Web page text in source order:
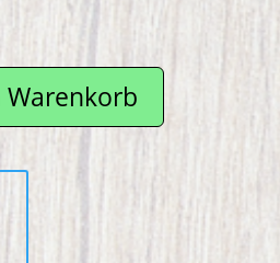
Warenkorb